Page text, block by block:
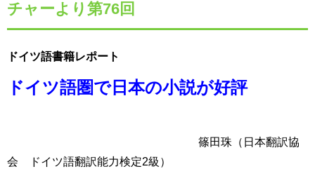
チャーより第76回
ドイツ語書籍レポート
ドイツ語圏で日本の小説が好評
篠田珠（日本翻訳協
会 ドイツ語翻訳能力検定2級）